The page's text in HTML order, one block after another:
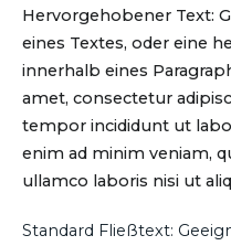
Hervorgehobener Text:
eines Textes, oder eine
innerhalb eines
amet, consectetur
tempor incididunt ut
enim ad minim veniam,
ullamco laboris nisi ut
Standard Fließtext: